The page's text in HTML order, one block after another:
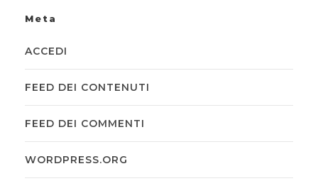
Meta
ACCEDI
FEED DEI CONTENUTI
FEED DEI COMMENTI
WORDPRESS.ORG